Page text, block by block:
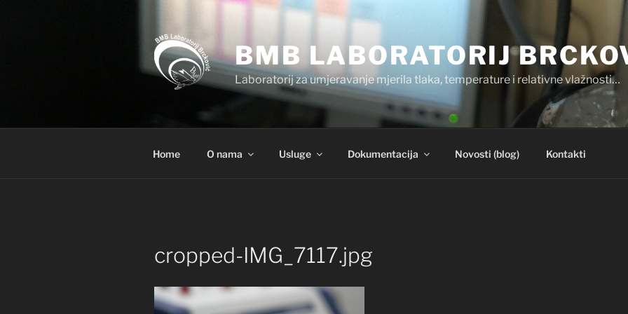
BMB LABORATORIJ
Laboratorij za umjeravanje mjerila tlaka, temperature i relativne vlažnosti…
Home O nama Usluge Dokumentacija Novosti (blog) Kontakti
cropped-IMG_7117.jpg